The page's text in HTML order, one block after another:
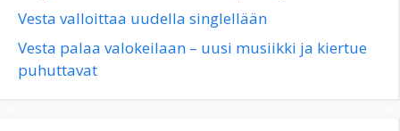
Vesta valloittaa uudella singlellään
Vesta palaa valokeilaan – uusi musiikki ja kiertue
puhuttavat